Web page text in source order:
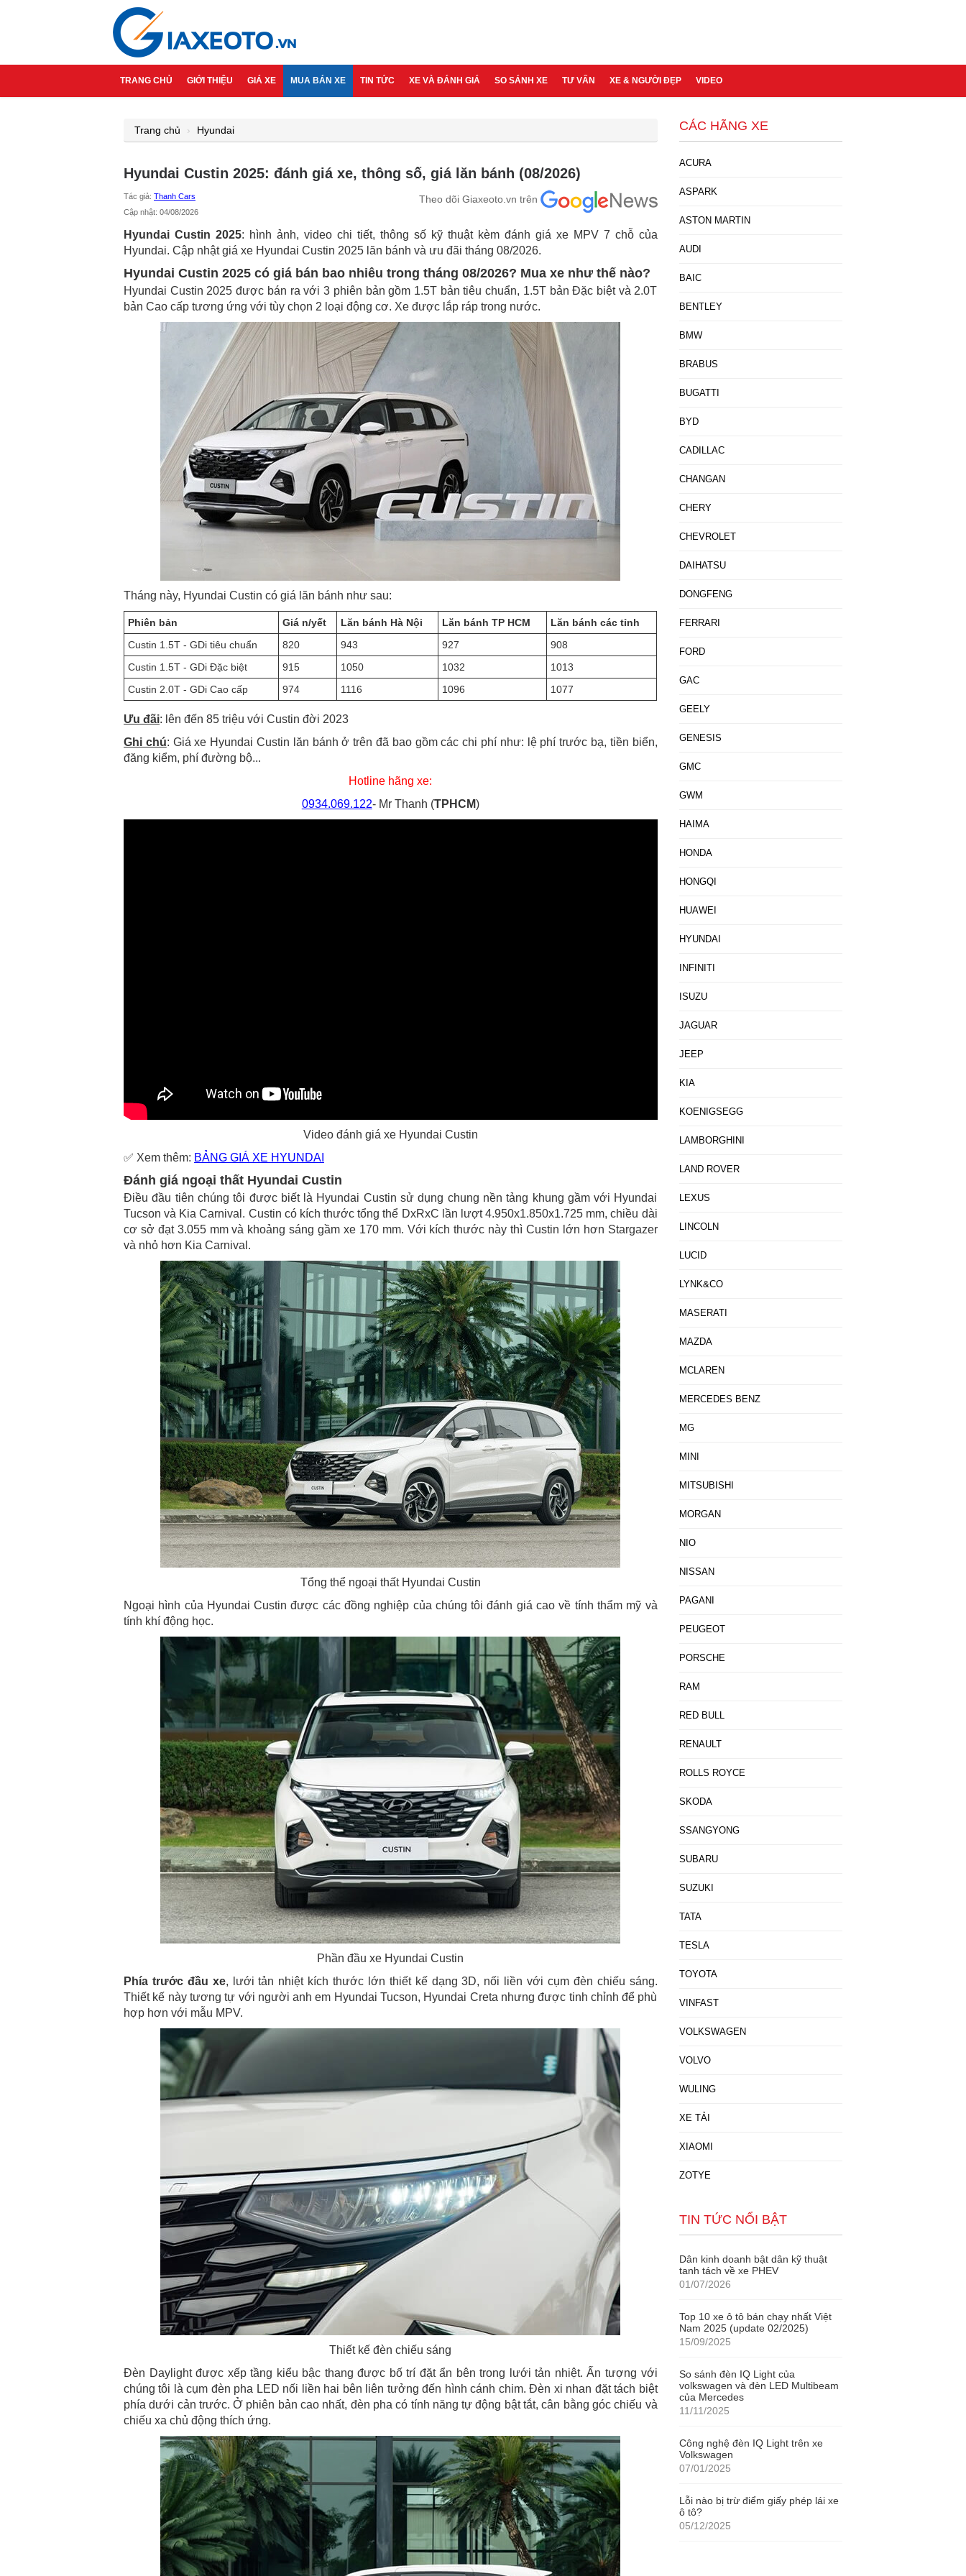
TRANG CHỦ GIỚI THIỆU GIÁ XE MUA BÁN XE TIN TỨC XE VÀ ĐÁNH GIÁ SO SÁNH XE TƯ VẤN XE & NGƯỜI ĐẸP VIDEO
Trang chủ Hyundai
Hyundai Custin 2025: đánh giá xe, thông số, giá lăn bánh (08/2026)
Tác giả: Thanh Cars
Cập nhật: 04/08/2026
Theo dõi Giaxeoto.vn trên
Hyundai Custin 2025: hình ảnh, video chi tiết, thông số kỹ thuật kèm đánh giá xe MPV 7 chỗ của
Hyundai. Cập nhật giá xe Hyundai Custin 2025 lăn bánh và ưu đãi tháng 08/2026.
Hyundai Custin 2025 có giá bán bao nhiêu trong tháng 08/2026? Mua xe như thế nào?
Hyundai Custin 2025 được bán ra với 3 phiên bản gồm 1.5T bản tiêu chuẩn, 1.5T bản Đặc biệt và 2.0T
bản Cao cấp tương ứng với tùy chọn 2 loại động cơ. Xe được lắp ráp trong nước.
Tháng này, Hyundai Custin có giá lăn bánh như sau:
Phiên bản Giá n/yết Lăn bánh Hà Nội Lăn bánh TP HCM
Lăn bánh các tỉnh
Custin 1.5T - GDi tiêu chuẩn
820 943 927
908
Custin 1.5T - GDi Đặc biệt
915 1050 1032
1013
Custin 2.0T - GDi Cao cấp
974 1116 1096 1077
Ưu đãi: lên đến 85 triệu với Custin đời 2023
Ghi chú: Giá xe Hyundai Custin lăn bánh ở trên đã bao gồm các chi phí như: lệ phí trước bạ, tiền biển,
đăng kiểm, phí đường bộ...
Hotline hãng xe:
0934.069.122- Mr Thanh (TPHCM)
Video đánh giá xe Hyundai Custin
✅ Xem thêm: BẢNG GIÁ XE HYUNDAI
Đánh giá ngoại thất Hyundai Custin
Điều đầu tiên chúng tôi được biết là Hyundai Custin sử dụng chung nền tảng khung gầm với Hyundai
Tucson và Kia Carnival. Custin có kích thước tổng thể DxRxC lần lượt 4.950x1.850x1.725 mm, chiều dài
cơ sở đạt 3.055 mm và khoảng sáng gầm xe 170 mm. Với kích thước này thì Custin lớn hơn Stargazer
và nhỏ hơn Kia Carnival.
Tổng thể ngoại thất Hyundai Custin
Ngoại hình của Hyundai Custin được các đồng nghiệp của chúng tôi đánh giá cao về tính thẩm mỹ và
tính khí động học.
Phần đầu xe Hyundai Custin
Phía trước đầu xe, lưới tản nhiệt kích thước lớn thiết kế dạng 3D, nối liền với cụm đèn chiếu sáng.
Thiết kế này tương tự với người anh em Hyundai Tucson, Hyundai Creta nhưng được tinh chỉnh để phù
hợp hơn với mẫu MPV.
Thiết kế đèn chiếu sáng
Đèn Daylight được xếp tầng kiểu bậc thang được bố trí đặt ẩn bên trong lưới tản nhiệt. Ấn tượng với
chúng tôi là cụm đèn pha LED nối liền hai bên liên tưởng đến hình cánh chim. Đèn xi nhan đặt tách biệt
phía dưới cản trước. Ở phiên bản cao nhất, đèn pha có tính năng tự động bật tắt, cân bằng góc chiếu và
chiếu xa chủ động thích ứng.
CÁC HÃNG XE
ACURA
ASPARK
ASTON MARTIN
AUDI
BAIC
BENTLEY
BMW
BRABUS
BUGATTI
BYD
CADILLAC
CHANGAN
CHERY
CHEVROLET
DAIHATSU
DONGFENG
FERRARI
FORD
GAC
GEELY
GENESIS
GMC
GWM
HAIMA
HONDA
HONGQI
HUAWEI
HYUNDAI
INFINITI
ISUZU
JAGUAR
JEEP
KIA
KOENIGSEGG
LAMBORGHINI
LAND ROVER
LEXUS
LINCOLN
LUCID
LYNK&CO
MASERATI
MAZDA
MCLAREN
MERCEDES BENZ
MG
MINI
MITSUBISHI
MORGAN
NIO
NISSAN
PAGANI
PEUGEOT
PORSCHE
RAM
RED BULL
RENAULT
ROLLS ROYCE
SKODA
SSANGYONG
SUBARU
SUZUKI
TATA
TESLA
TOYOTA
VINFAST
VOLKSWAGEN
VOLVO
WULING
XE TẢI
XIAOMI
ZOTYE
TIN TỨC NỔI BẬT
Dân kinh doanh bật dân kỹ thuật
tanh tách về xe PHEV
01/07/2026
Top 10 xe ô tô bán chạy nhất Việt
Nam 2025 (update 02/2025)
15/09/2025
So sánh đèn IQ Light của
volkswagen và đèn LED Multibeam
của Mercedes
11/11/2025
Công nghệ đèn IQ Light trên xe
Volkswagen
07/01/2025
Lỗi nào bị trừ điểm giấy phép lái xe
ô tô?
05/12/2025